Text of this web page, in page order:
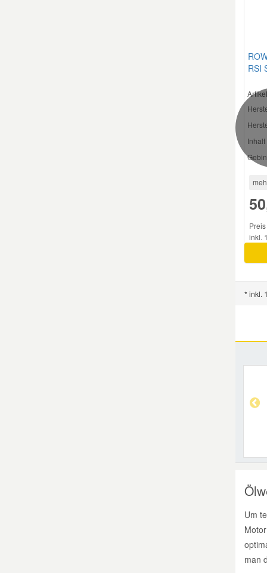
RSI
Inhalt
inkl.
* inkl.
Um
man